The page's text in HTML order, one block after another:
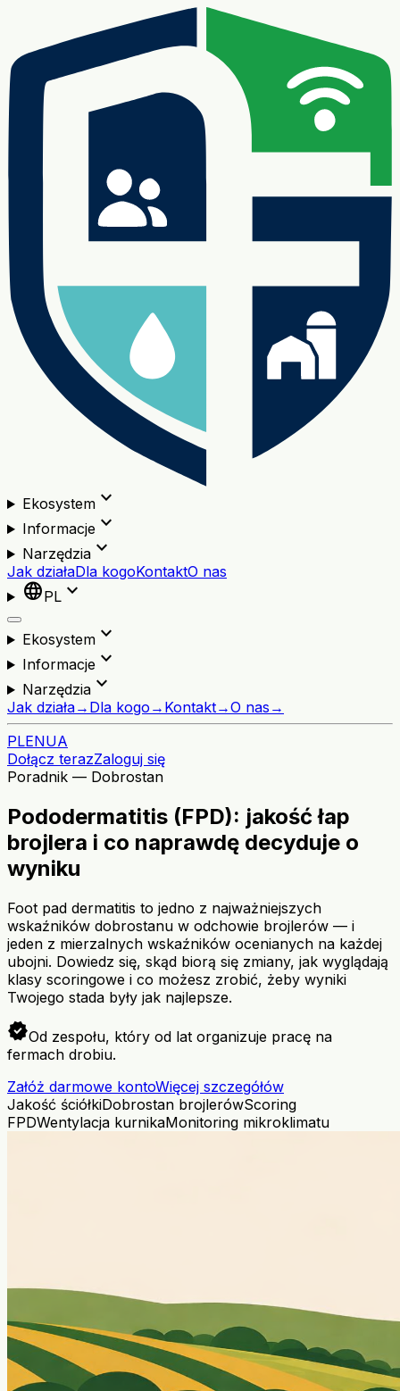
Ekosystemexpand_more
Informacjeexpand_more
Narzędziaexpand_more
Jak działaDla kogoKontaktO nas
languagePL expand_more
Ekosystemexpand_more
Informacjeexpand_more
Narzędziaexpand_more
Jak działa→ Dla kogo → Kontakt→O nas →
PLENUA
Dołącz terazZaloguj się
Poradnik — Dobrostan
Pododermatitis (FPD): jakość łap
brojlera i co naprawdę decyduje o
wyniku
Foot pad dermatitis to jedno z najważniejszych
wskaźników dobrostanu w odchowie brojlerów — i
jeden z mierzalnych wskaźników ocenianych na każdej
ubojni. Dowiedz się, skąd biorą się zmiany, jak wyglądają
klasy scoringowe i co możesz zrobić, żeby wyniki
Twojego stada były jak najlepsze.
verifiedOd zespołu, który od lat organizuje pracę na
fermach drobiu.
Załóż darmowe kontoWięcej szczegółów
Jakość ściółkiDobrostan brojlerówScoring
FPDWentylacja kurnikaMonitoring mikroklimatu